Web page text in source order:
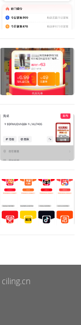
ciling.cn